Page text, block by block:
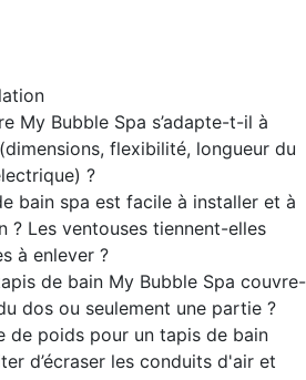
My Bubble Spa s’adapte-t-il à
flexibilité, longueur du
?
bain spa est facile à installer et à
? Les ventouses tiennent-elles
à enlever ?
de bain My Bubble Spa couvre-
dos ou seulement une partie ?
de poids pour un tapis de bain
d’écraser les conduits d'air et